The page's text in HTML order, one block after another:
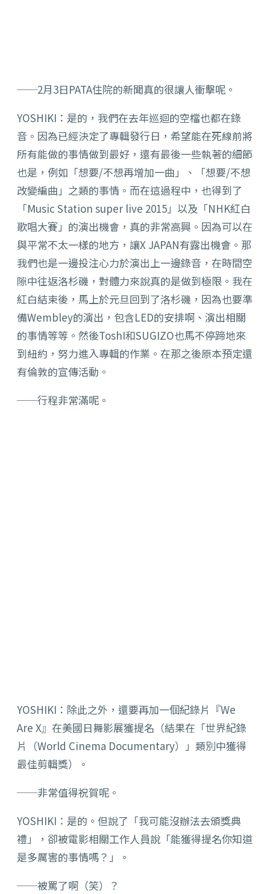
──2月3日PATA住院的新聞真的很讓人衝擊呢。
YOSHIKI：是的，我們在去年巡迴的空檔也都在錄
音。因為已經決定了專輯發行日，希望能在死線前將
所有能做的事情做到最好，還有最後一些執著的細節
也是，例如「想要/不想再增加一曲」、「想要/不想
改變編曲」之類的事情。而在這過程中，也得到了
「Music Station super live 2015」以及「NHK紅白
歌唱大賽」的演出機會，真的非常高興。因為可以在
與平常不太一樣的地方，讓X JAPAN有露出機會。那
我們也是一邊投注心力於演出上一邊錄音，在時間空
隙中往返洛杉磯，對體力來說真的是做到極限。我在
紅白結束後，馬上於元旦回到了洛杉磯，因為也要準
備Wembley的演出，包含LED的安排啊、演出相關
的事情等等。然後ToshI和SUGIZO也馬不停蹄地來
到紐約，努力進入專輯的作業。在那之後原本預定還
有倫敦的宣傳活動。
──行程非常滿呢。
YOSHIKI：除此之外，還要再加一個紀錄片『We
Are X』在美國日舞影展獲提名（結果在「世界紀錄
片（World Cinema Documentary）」類別中獲得
最佳剪輯獎）。
──非常值得祝賀呢。
YOSHIKI：是的。但說了「我可能沒辦法去頒獎典
禮」，卻被電影相關工作人員說「能獲得提名你知道
是多厲害的事情嗎？」。
──被罵了啊（笑）？